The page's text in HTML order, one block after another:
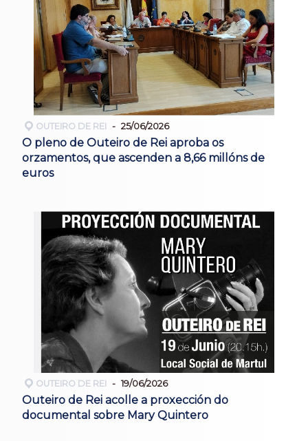
OUTEIRO DE REI 25/06/2026
O pleno de Outeiro de Rei aproba os
orzamentos, que ascenden a 8,66 millóns de
euros
OUTEIRO DE REI 19/06/2026
Outeiro de Rei acolle a proxección do
documental sobre Mary Quintero